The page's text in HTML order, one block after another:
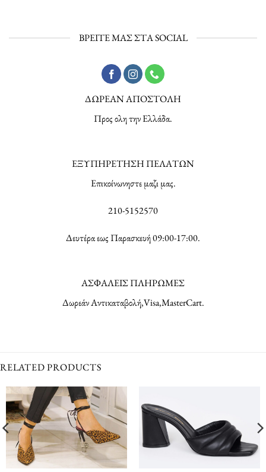
ΒΡΕΙΤΕ ΜΑΣ ΣΤΑ SOCIAL
ΔΩΡΕΑΝ ΑΠΟΣΤΟΛΗ
Προς ολη την Ελλάδα.
ΕΞΥΠΗΡΕΤΗΣΗ ΠΕΛΑΤΩΝ
Επικοίνωνηστε μαζι μας.
210-5152570
Δευτέρα εως Παρασκευή 09:00-17:00.
ΑΣΦΑΛΕΙΣ ΠΛΗΡΩΜΕΣ
Δωρεάν Αντικαταβολή,Visa,MasterCart.
RELATED PRODUCTS